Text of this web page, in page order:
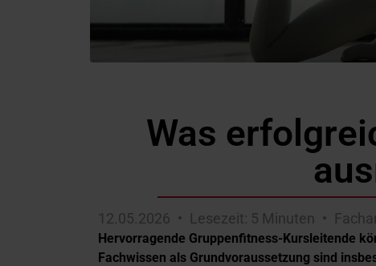
Was
12.05.2026 Lesezeit: 5 Minuten
Hervorragende Gruppenfitness-Kursleitende
Fachwissen als Grundvoraussetzung sind